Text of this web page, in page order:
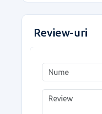
Review-uri